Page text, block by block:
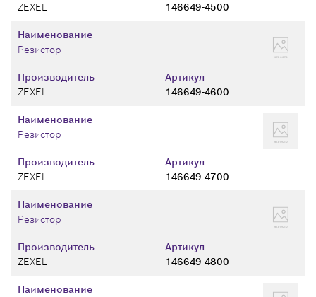
ZEXEL
146649-4500
Производитель
ZEXEL
Артикул
146649-4600
Наименование
Резистор
Производитель
ZEXEL
Артикул
146649-4700
Наименование
Резистор
Производитель
ZEXEL
Артикул
146649-4800
Наименование
Резистор
Наименование